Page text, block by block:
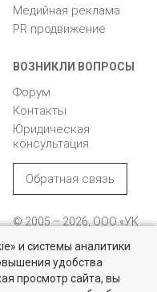
и области от
Медийная реклама
PR продвижение
ВОЗНИКЛИ ВОПРОСЫ
Форум
Контакты
Юридическая
консультация
Обратная связь
© 2005 – 2026, ООО «УК
196105, Санкт-
Петербург, пр. Юрия
Гагарина, 1
и системы аналитики
удобства
просмотр сайта, вы